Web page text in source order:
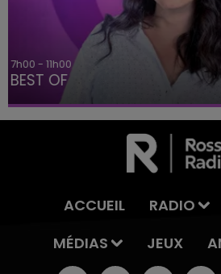
11h00 - 16h00
Le week-end Champagne
ACCUEIL RADIO
MÉDIAS
JEUX